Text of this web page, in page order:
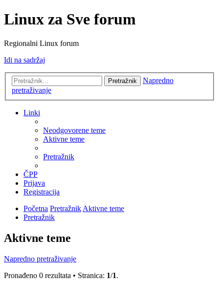
Linux za Sve forum
Regionalni Linux forum
Idi na sadržaj
Pretražnik
Napredno
pretraživanje
Linki
Neodgovorene teme
Aktivne teme
Pretražnik
ČPP
Prijava
Registracija
Početna PretražnikAktivne teme
Pretražnik
Aktivne teme
Napredno pretraživanje
Pronađeno 0 rezultata • Stranica: 1/1.